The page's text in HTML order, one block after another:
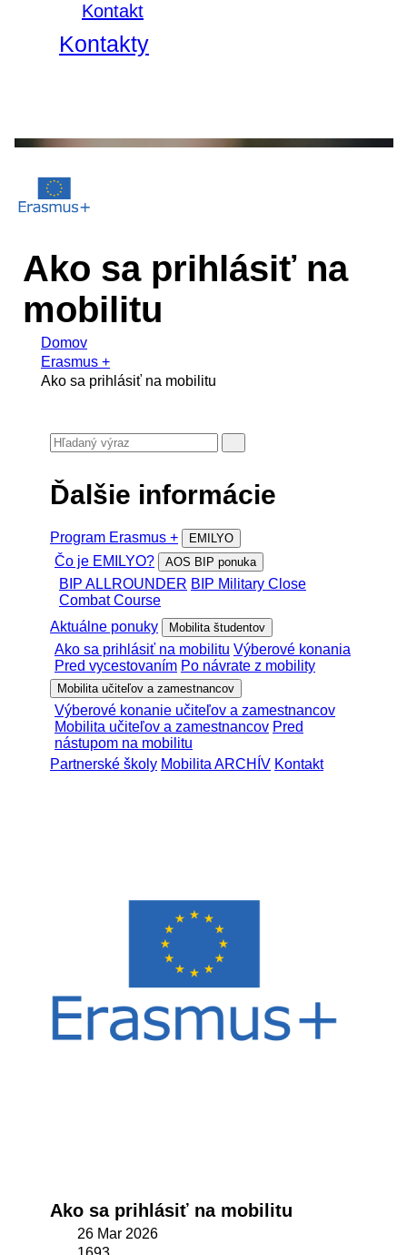
Kontakt
Kontakty
Ako sa prihlásiť na
mobilitu
Domov
Erasmus +
Ako sa prihlásiť na mobilitu
Ďalšie informácie
Program Erasmus + EMILYO
Čo je EMILYO? AOS BIP ponuka
BIP ALLROUNDER BIP Military Close
Combat Course
Aktuálne ponuky
Mobilita študentov
Ako sa prihlásiť na mobilitu Výberové konania
Pred vycestovaním Po návrate z mobility
Mobilita učiteľov a zamestnancov
Výberové konanie učiteľov a zamestnancov
Mobilita učiteľov a zamestnancov Pred
nástupom na mobilitu
Partnerské školy Mobilita ARCHÍV Kontakt
Ako sa prihlásiť na mobilitu
26 Mar 2026